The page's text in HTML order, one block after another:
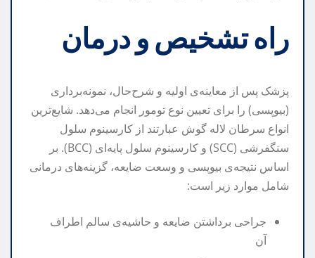
راه تشخیص و درمان
پزشک پس از معاینه‌ی اولیه و شرح‌حال، نمونه‌برداری
(بیوپسی) را برای تعیین نوع تومور انجام می‌دهد. شایع‌ترین
انواع سرطان لاله گوش عبارتند از کارسینوم سلول
سنگفرشی (SCC) و کارسینوم سلول پایه‌ای (BCC). بر
اساس نتیجه‌ی بیوپسی و وسعت ضایعه، گزینه‌های درمانی
شامل موارد زیر است:
جراحی برداشتن ضایعه و حاشیه‌ی سالم اطراف
آن